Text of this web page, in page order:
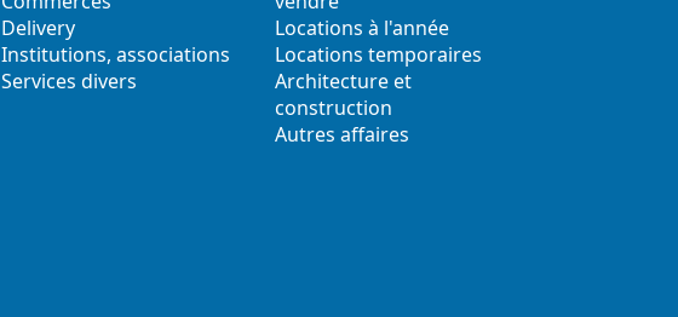
Delivery
Institutions, associations
Services divers
Locations à l'année
Locations temporaires
Architecture et
construction
Autres affaires